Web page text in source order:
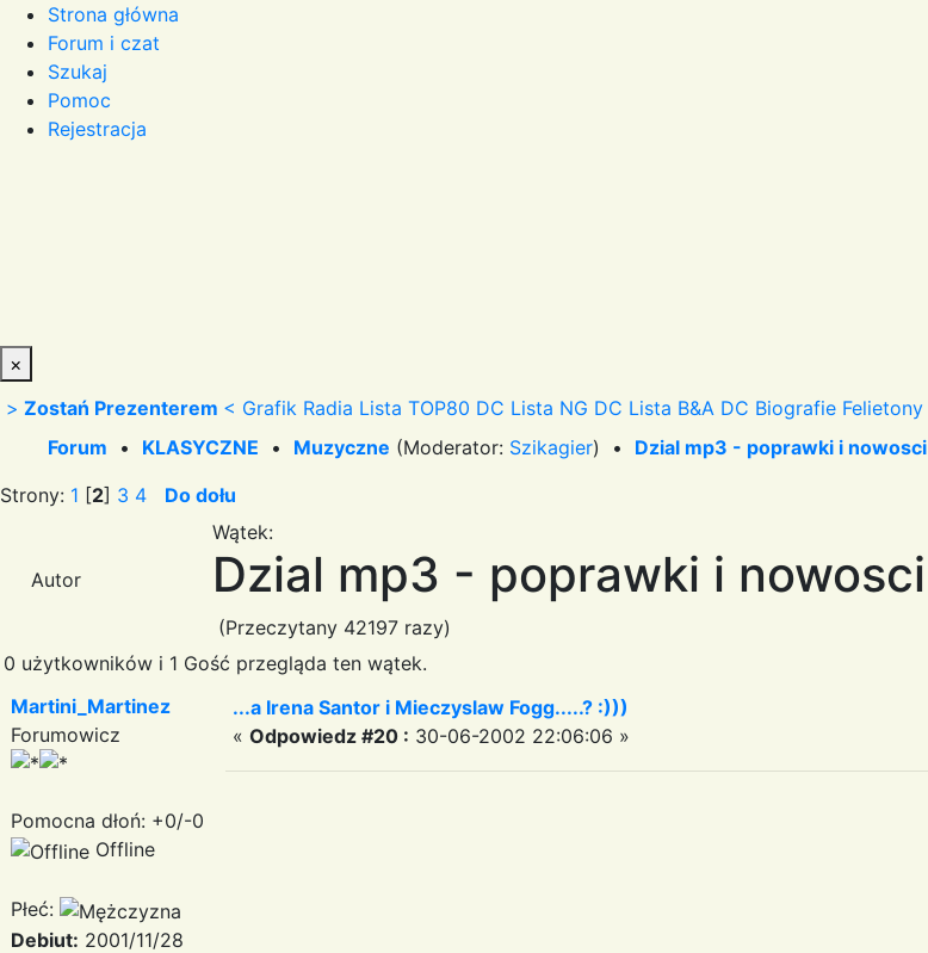
Strona główna
Forum i czat
Szukaj
Pomoc
Rejestracja
×
> Zostań Prezenterem < Grafik Radia Lista TOP80 DC Lista NG DC Lista B&A DC Biografie Felietony
Forum • KLASYCZNE • Muzyczne (Moderator: Szikagier) • Dzial mp3 - poprawki i nowosci
Strony: 1 [2] 3 4 Do dołu
Autor
Wątek:
Dzial mp3 - poprawki i nowosci
(Przeczytany 42197 razy)
0 użytkowników i 1 Gość przegląda ten wątek.
Martini_Martinez
Forumowicz
Pomocna dłoń: +0/-0
Offline
Płeć:
Debiut: 2001/11/28
...a Irena Santor i Mieczyslaw Fogg.....? :)))
« Odpowiedz #20 : 30-06-2002 22:06:06 »